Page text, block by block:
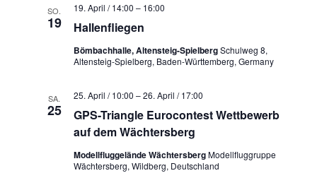
SO.
19 Hallenfliegen
19. April / 14:00 – 16:00
Bömbachhalle, Altensteig-SpielbergSchulweg 8,
Altensteig-Spielberg, Baden-Württemberg, Germany
SA.
25
GPS-Triangle Eurocontest Wettbewerb
auf dem Wächtersberg
25. April / 10:00 –26. April / 17:00
Modellfluggelände WächtersbergModellfluggruppe
Wächtersberg, Wildberg, Deutschland